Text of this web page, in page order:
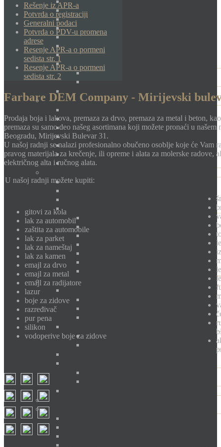
Rešenje iz APR-a
Potvrda o registraciji
Generalni podaci
Potvrda o PDV-u promena
adrese
Resenje APR-a o pormeni
sedista str. 1
Resenje APR-a o pormeni
sedista str. 2
Farbare DEM Company - Mirijevski
Prodaja boja i lakova, premaza za drvo, premaza za metal i beton,
premaza su samo deo našeg asortimana koji možete pronaći u
Beogradu, Mirijevski Bulevar 31.
U našoj radnji se nalazi profesionalno obučeno osoblje koje će Vam
pravog materijala za krečenje, ili opreme i alata za molerske radove,
električnog alta i ručnog alata.
U našoj radnji možete kupiti:
gitovi za kola
lak za automobil
zaštita za automobile
lak za parket
lak za nameštaj
lak za kamen
emajl za drvo
emajl za metal
emajl za radijatore
lazur
boje za zidove
razređivač
pur pena
silikon
vodoperive boje za zidove